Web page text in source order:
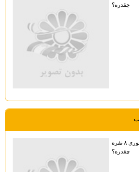
چقدره؟
سایز استاندارد میز ناهار خوری ۸ نفره
چقدره؟